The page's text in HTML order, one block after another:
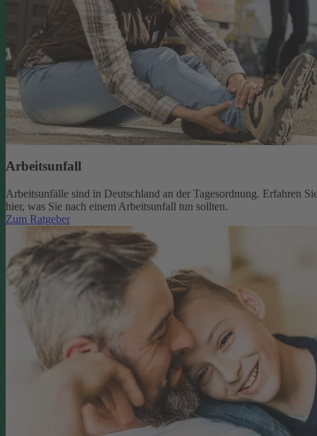
Arbeitsunfall
Arbeitsunfälle sind in Deutschland an der Tagesordnung. Erfahren
hier, was Sie nach einem Arbeitsunfall tun sollten.
Zum Ratgeber